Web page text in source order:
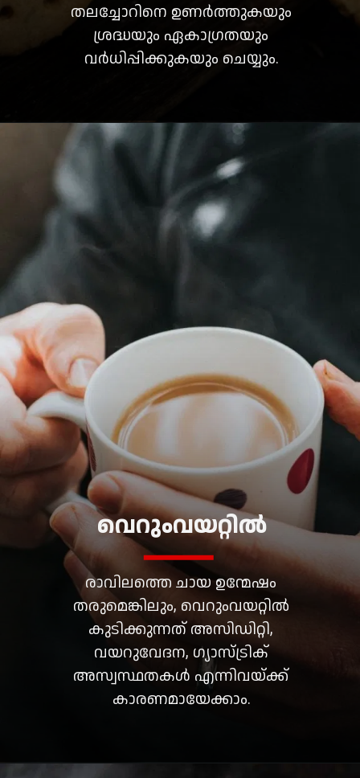
തലച്ചോറിനെ ഉണർത്തുകയും
ശ്രദ്ധയും ഏകാഗ്രതയും
വർധിപ്പിക്കുകയും ചെയ്യും.
രാവിലത്തെ ചായ ഉന്മേഷം
തരുമെങ്കിലും, വെറുംവയറ്റിൽ
കുടിക്കുന്നത് അസിഡിറ്റി,
വയറുവേദന, ഗ്യാസ്ട്രിക്
അസ്വസ്ഥതകൾ എന്നിവയ്ക്ക്
കാരണമായേക്കാം.
വെറുംവയറ്റിൽ